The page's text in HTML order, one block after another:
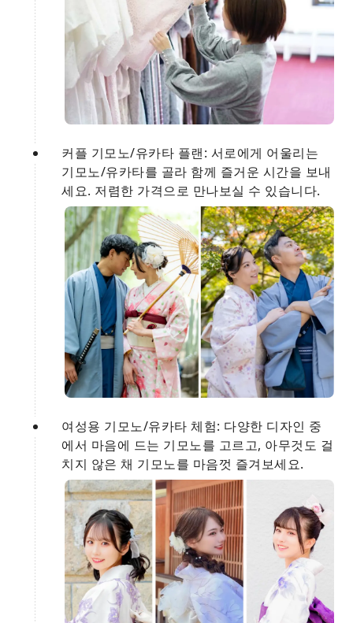
커플 기모노/유카타 플랜: 서로에게 어울리는
기모노/유카타를 골라 함께 즐거운 시간을 보내
세요. 저렴한 가격으로 만나보실 수 있습니다.
여성용 기모노/유카타 체험: 다양한 디자인 중
에서 마음에 드는 기모노를 고르고, 아무것도 걸
치지 않은 채 기모노를 마음껏 즐겨보세요.